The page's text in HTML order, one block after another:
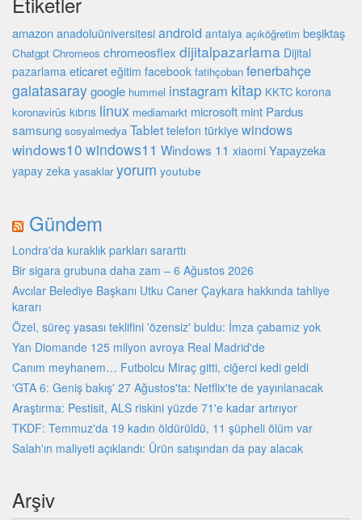
amazon anadoluüniversitesi android antalya açıköğretim beşiktaş
Chatgpt Chromeos chromeosflex dijitalpazarlama Dijital
pazarlama eticaret eğitim facebook fatihçoban fenerbahçe
galatasaraygoogle hummel instagram kitap KKTC korona
koronavirüs kıbrıs linux mediamarkt microsoft mint Pardus
samsung sosyalmedya Tablet telefon türkiyewindows
windows10 windows11 Windows 11 xiaomi Yapayzeka
yapay zeka yasaklar yorum youtube
Gündem
Londra'da kuraklık parkları sararttı
Bir sigara grubuna daha zam – 6 Ağustos 2026
Avcılar Belediye Başkanı Utku Caner Çaykara hakkında tahliye
kararı
Özel, süreç yasası teklifini 'özensiz' buldu: İmza çabamız yok
Yan Diomande 125 milyon avroya Real Madrid'de
Canım meyhanem… Futbolcu Miraç gitti, ciğerci kedi geldi
'GTA 6: Geniş bakış' 27 Ağustos'ta: Netflix'te de yayınlanacak
Araştırma: Pestisit, ALS riskini yüzde 71'e kadar artırıyor
TKDF: Temmuz'da 19 kadın öldürüldü, 11 şüpheli ölüm var
Salah'ın maliyeti açıklandı: Ürün satışından da pay alacak
Arşiv